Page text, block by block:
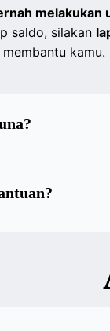
melakukan
saldo, silakan
kamu.